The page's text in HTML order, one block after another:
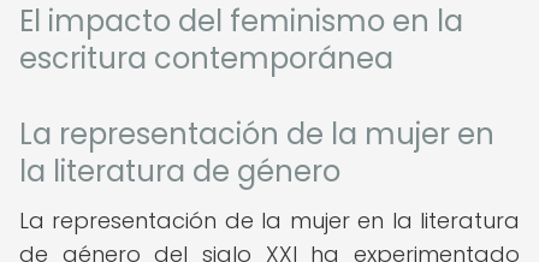
El impacto del feminismo en la
escritura contemporánea
La representación de la mujer en
la literatura de género
La representación de la mujer en la literatura
de género del siglo XXI ha experimentado